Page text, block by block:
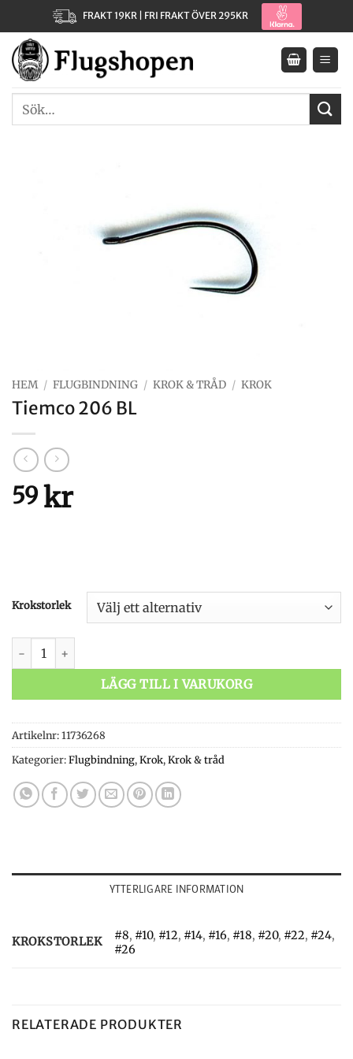
to
content
FRAKT 19KR | FRI FRAKT ÖVER 295KR
HEM / FLUGBINDNING / KROK & TRÅD / KROK
Tiemco 206 BL
59kr
Krokstorlek
Tiemco 206 BL mängd
LÄGG TILL I VARUKORG
Artikelnr:11736268
Kategorier:Flugbindning,Krok,Krok & tråd
YTTERLIGARE INFORMATION
KROKSTORLEK #8, #10, #12, #14, #16, #18, #20, #22, #24,
#26
RELATERADE PRODUKTER